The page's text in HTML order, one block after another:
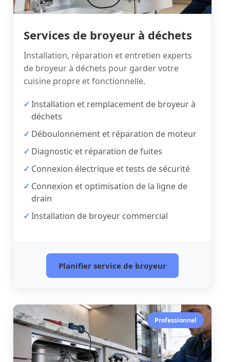
Services de broyeur à déchets
Installation, réparation et entretien experts
de broyeur à déchets pour garder votre
cuisine propre et fonctionnelle.
Installation et remplacement de broyeur à
déchets
Déboulonnement et réparation de moteur
Diagnostic et réparation de fuites
Connexion électrique et tests de sécurité
Connexion et optimisation de la ligne de
drain
Installation de broyeur commercial
Planifier service de broyeur
Professionnel